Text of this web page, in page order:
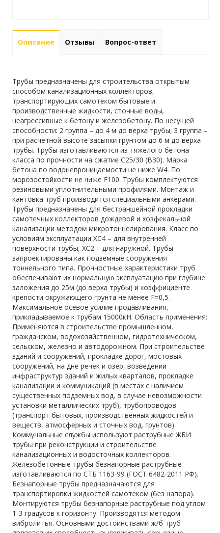
Описание Отзывы Вопрос-ответ
Трубы предназначены для строительства открытым
способом канализационных коллекторов,
транспортирующих самотеком бытовые и
производственные жидкости, сточные воды,
неагрессивные к бетону и железобетону. По несущей
способности: 2 группа – до 4 м до верха трубы; 3 группа –
при расчетной высоте засыпки грунтом до 6 м до верха
трубы. Трубы изготавливаются из тяжелого бетона
класса по прочности на сжатие С25/30 (В30). Марка
бетона по водонепроницаемости не ниже W4. По
морозостойкости не ниже F100. Трубы комплектуются
резиновыми уплотнительными профилями. Монтаж и
кантовка труб производится специальными анкерами.
Трубы предназначены для бестраншейной прокладки
самотечных коллекторов дождевой и хозфекальной
канализации методом микротоннелирования. Класс по
условиям эксплуатации ХС4 – для внутренней
поверхности трубы, ХС2 – для наружной. Трубы
запроектированы как подземные сооружения
тоннельного типа. Прочностные характеристики труб
обеспечивают их нормальную эксплуатацию при глубине
заложения до 25м (до верха трубы) и коэффициенте
крепости окружающего грунта не менее F=0,5.
Максимальное осевое усилие продавливания,
прикладываемое к трубам 15000кН. Область применения:
Применяются в строительстве промышленном,
гражданском, водохозяйственном, гидротехническом,
сельском, железно и автодорожном. При строительстве
зданий и сооружений, прокладке дорог, мостовых
сооружений, на дне речек и озер, возведении
инфраструктур зданий и жилых кварталов, прокладке
канализации и коммуникаций (в местах с наличием
существенных подземных вод, в случае невозможности
установки металлических труб), трубопроводов
(транспорт бытовых, производственных жидкостей и
веществ, атмосферных и сточных вод, грунтов).
Коммунальные службы используют раструбные ЖБИ
трубы при реконструкции и строительстве
канализационных и водосточных коллекторов.
Железобетонные трубы безнапорные раструбные
изготавливаются по СТБ 1163-99 (ГОСТ 6482-2011 РФ).
Безнапорные трубы предназначаются для
транспортировки жидкостей самотеком (без напора).
Монтируются трубы безнапорные раструбные под углом
1-3 градусов к горизонту. Производятся методом
вибролитья. Основными достоинствами ж/б труб